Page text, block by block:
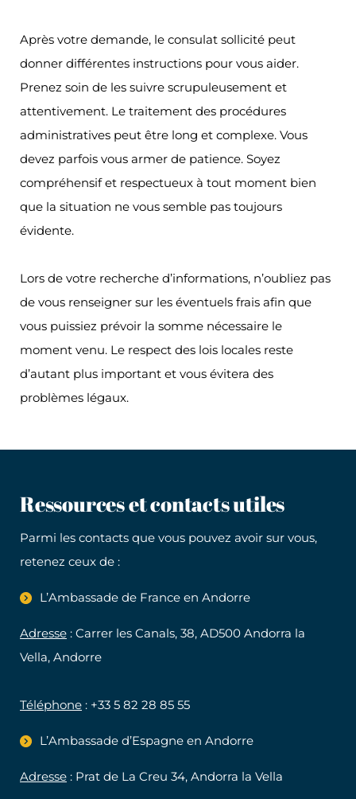
Après votre demande, le consulat sollicité peut
donner différentes instructions pour vous aider.
Prenez soin de les suivre scrupuleusement et
attentivement. Le traitement des procédures
administratives peut être long et complexe. Vous
devez parfois vous armer de patience. Soyez
compréhensif et respectueux à tout moment bien
que la situation ne vous semble pas toujours
évidente.
Lors de votre recherche d’informations, n’oubliez pas
de vous renseigner sur les éventuels frais afin que
vous puissiez prévoir la somme nécessaire le
moment venu. Le respect des lois locales reste
d’autant plus important et vous évitera des
problèmes légaux.
Ressources et contacts utiles
Parmi les contacts que vous pouvez avoir sur vous,
retenez ceux de :
L’Ambassade de France en Andorre
Adresse : Carrer les Canals, 38, AD500 Andorra la
Vella, Andorre
Téléphone : +33 5 82 28 85 55
L’Ambassade d’Espagne en Andorre
Adresse : Prat de La Creu 34, Andorra la Vella